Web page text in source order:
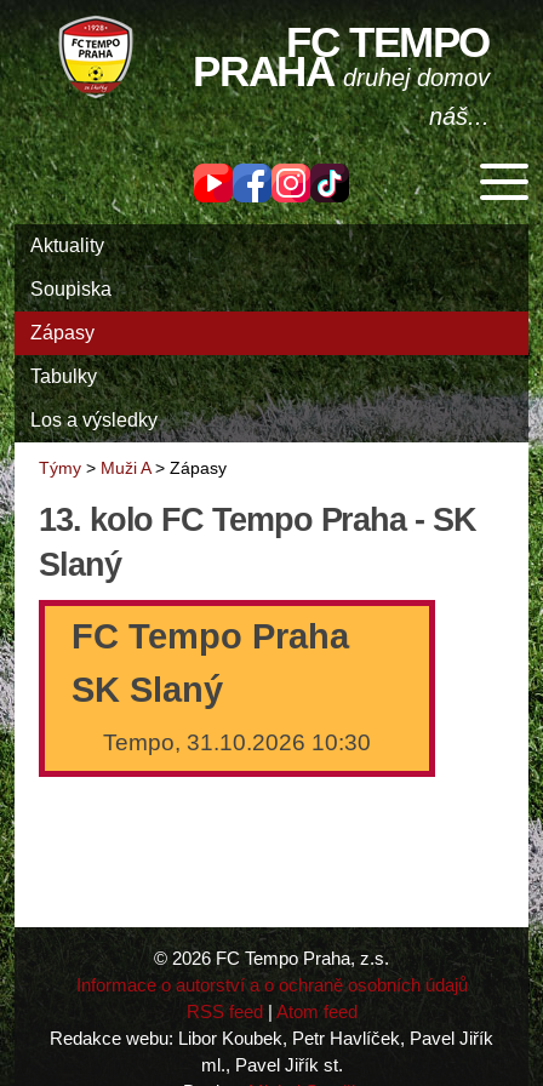
FC TEMPO
PRAHAdruhej domov
náš...
Aktuality
Soupiska
Zápasy
Tabulky
Los a výsledky
Týmy > Muži A> Zápasy
13. kolo FC Tempo Praha - SK
Slaný
FC Tempo Praha
SK Slaný
Tempo, 31.10.2026 10:30
© 2026 FC Tempo Praha, z.s.
Informace o autorství a o ochraně osobních údajů
RSS feed| Atom feed
Redakce webu: Libor Koubek, Petr Havlíček, Pavel Jiřík
ml., Pavel Jiřík st.